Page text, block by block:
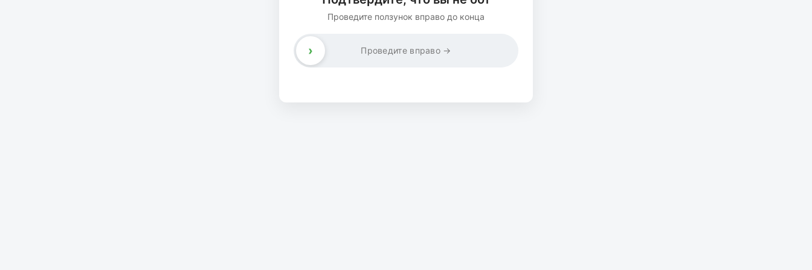
Проведите ползунок вправо до конца
Проведите вправо →
›